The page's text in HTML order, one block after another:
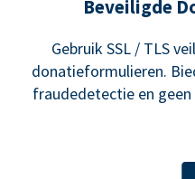
Beveiligde
Gebruik SSL / TLS
donatieformulieren.
fraudedetectie en geen